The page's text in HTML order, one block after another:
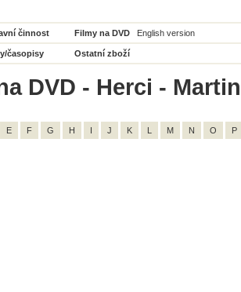
činnost Filmy na DVD English version
časopisy Ostatní zboží
DVD - Herci -
E F G H I J K L M N O P